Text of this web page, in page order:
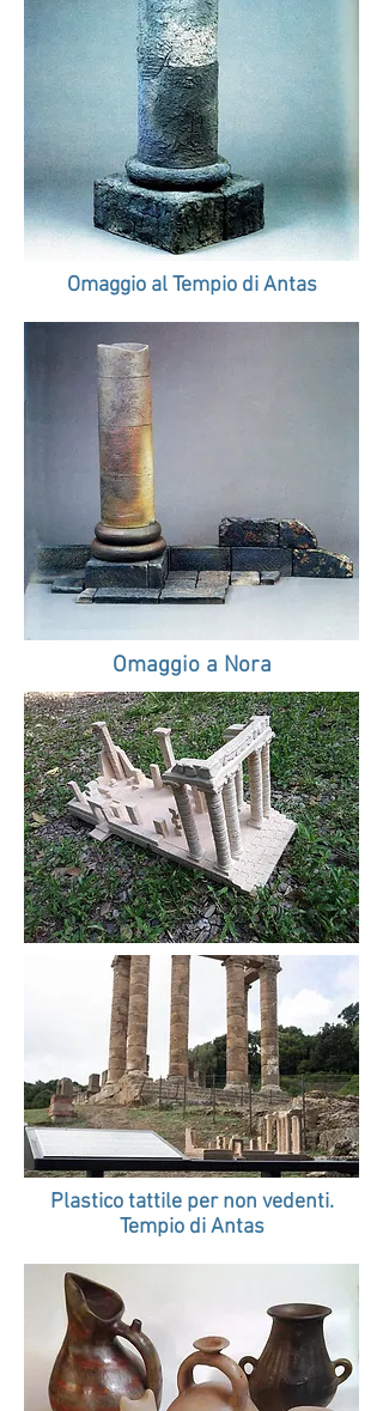
Omaggio al Tempio di Antas
Omaggio a Nora
Plastico tattile per non vedenti.
Tempio di Antas